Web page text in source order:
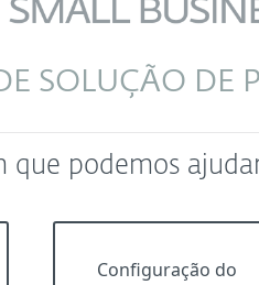
SOLUÇÃO DE
que podemos
Configuração do